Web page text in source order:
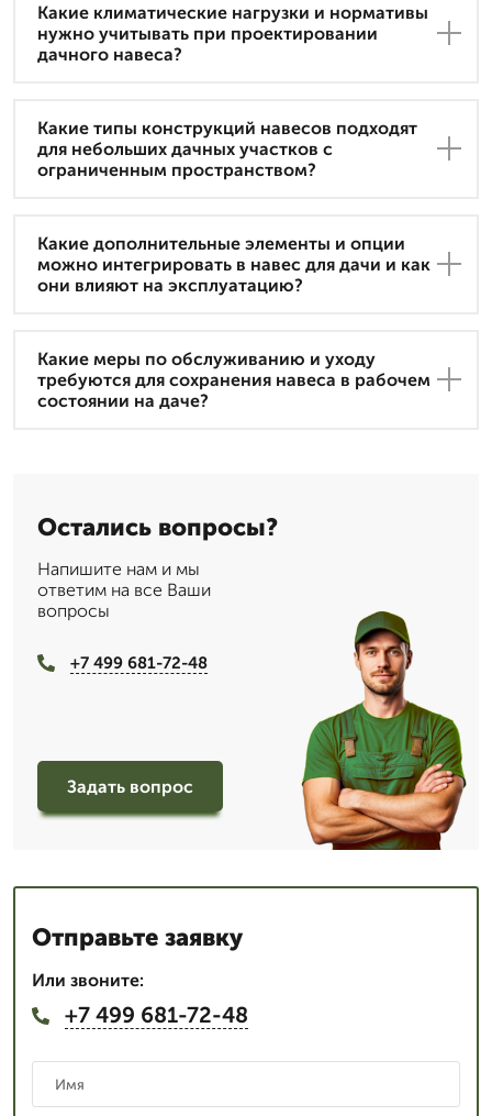
Какие климатические нагрузки и нормативы
нужно учитывать при проектировании
дачного навеса?
Какие типы конструкций навесов подходят
для небольших дачных участков с
ограниченным пространством?
Какие дополнительные элементы и опции
можно интегрировать в навес для дачи и как
они влияют на эксплуатацию?
Какие меры по обслуживанию и уходу
требуются для сохранения навеса в рабочем
состоянии на даче?
Остались вопросы?
Напишите нам и мы
ответим на все Ваши
вопросы
+7 499 681-72-48
Задать вопрос
Отправьте заявку
Или звоните:
+7 499 681-72-48